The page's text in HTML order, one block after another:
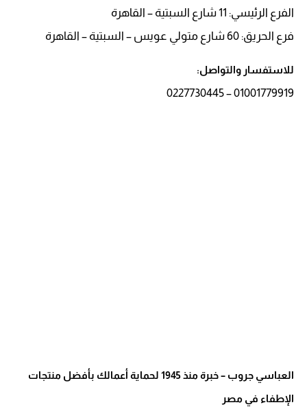
الفرع الرئيسي: 11 شارع السبتية – القاهرة
فرع الحريق: 60 شارع متولي عويس – السبتية – القاهرة
للاستفسار والتواصل:
01001779919 – 0227730445
العباسي جروب – خبرة منذ 1945 لحماية أعمالك بأفضل منتجات
الإطفاء في مصر